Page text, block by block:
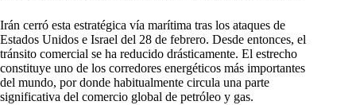
Irán cerró esta estratégica vía marítima tras los ataques de
Estados Unidos e Israel del 28 de febrero. Desde entonces, el
tránsito comercial se ha reducido drásticamente. El estrecho
constituye uno de los corredores energéticos más importantes
del mundo, por donde habitualmente circula una parte
significativa del comercio global de petróleo y gas.